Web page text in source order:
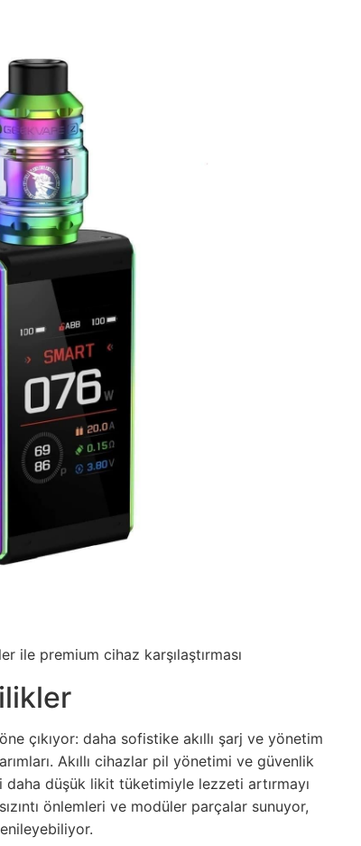
ile premium cihaz karşılaştırması
çıkıyor: daha sofistike akıllı şarj ve yönetim
Akıllı cihazlar pil yönetimi ve güvenlik
düşük likit tüketimiyle lezzeti artırmayı
önlemleri ve modüler parçalar sunuyor,